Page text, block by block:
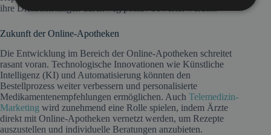
ihre Dienstleistungen durchweg positiv bewertet werden.
Zukunft der Online-Apotheken
Die Entwicklung im Bereich der Online-Apotheken schreitet
rasant voran. Technologische Innovationen wie Künstliche
Intelligenz (KI) und Automatisierung könnten den
Bestellprozess weiter verbessern und personalisierte
Medikamentenempfehlungen ermöglichen. Auch Telemedizin-
Marketing wird zunehmend eine Rolle spielen, indem Ärzte
direkt mit Online-Apotheken vernetzt werden, um Rezepte
auszustellen und individuelle Beratungen anzubieten.